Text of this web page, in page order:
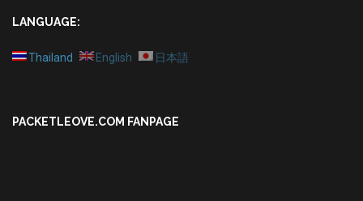
LANGUAGE:
Thailand English 日本語
PACKETLEOVE.COM FANPAGE